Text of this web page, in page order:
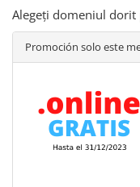
Alegeți domeniul
Promoción solo este